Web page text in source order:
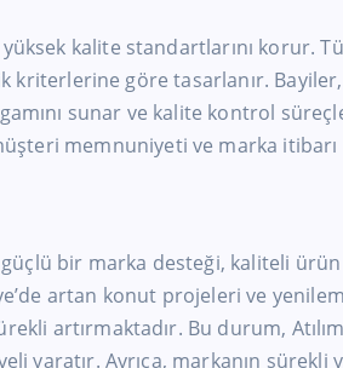
kalite standartlarını korur.
kriterlerine göre tasarlanır.
sunar ve kalite kontrol
memnuniyeti ve marka
bir marka desteği, kaliteli
artan konut projeleri ve
artırmaktadır. Bu durum,
yaratır. Ayrıca, markanın sürekli